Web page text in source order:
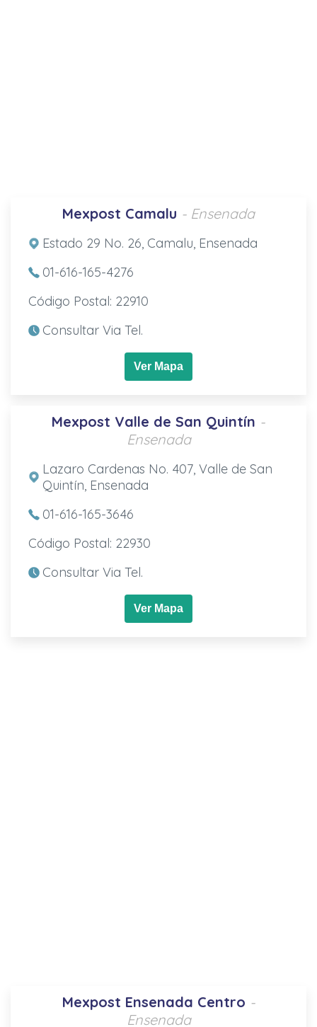
Mexpost Camalu - Ensenada
Estado 29 No. 26, Camalu, Ensenada
01-616-165-4276
Código Postal: 22910
Consultar Via Tel.
Ver Mapa
Mexpost Valle de San Quintín -
Ensenada
Lazaro Cardenas No. 407, Valle de San
Quintín, Ensenada
01-616-165-3646
Código Postal: 22930
Consultar Via Tel.
Ver Mapa
Mexpost Ensenada Centro -
Ensenada